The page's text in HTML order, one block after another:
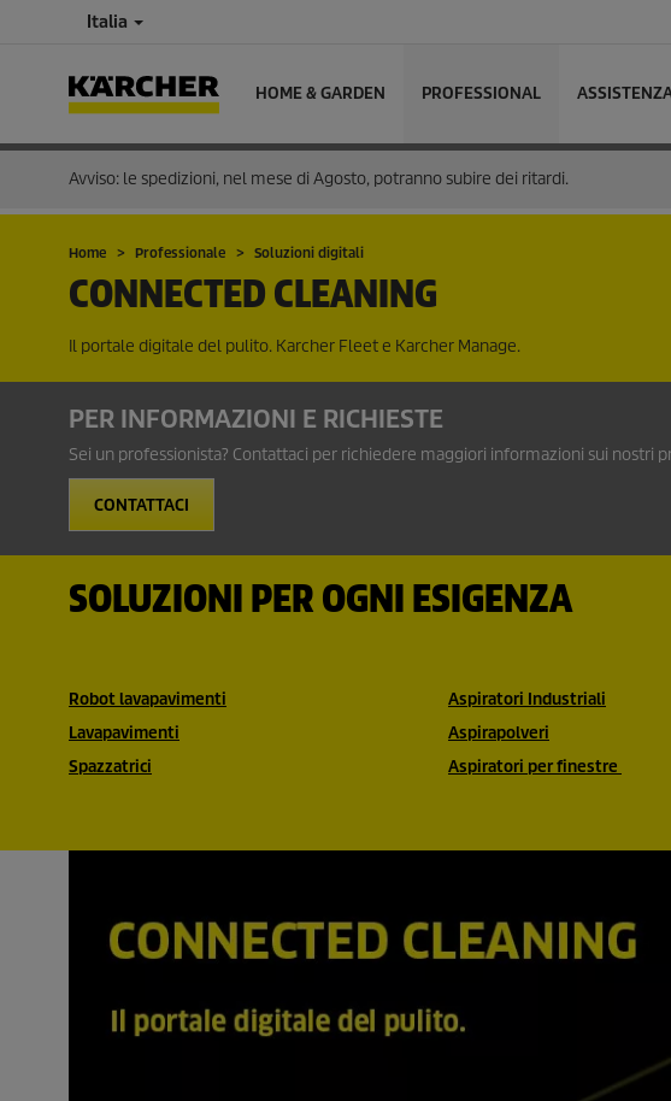
Italia
HOME & GARDEN PROFESSIONAL
Avviso: le spedizioni, nel mese di Agosto, potranno subire dei ritardi.
Home Professionale Soluzioni digitali
CONNECTED CLEANING
Il portale digitale del pulito. Karcher Fleet e Karcher Manage.
PER INFORMAZIONI E RICHIESTE
Sei un professionista? Contattaci per richiedere maggiori informazioni sui nostri
CONTATTACI
SOLUZIONI PER OGNI ESIGENZA
Robot lavapavimenti
Lavapavimenti
Spazzatrici
Aspiratori Industriali
Aspirapolveri
Aspiratori per finestre